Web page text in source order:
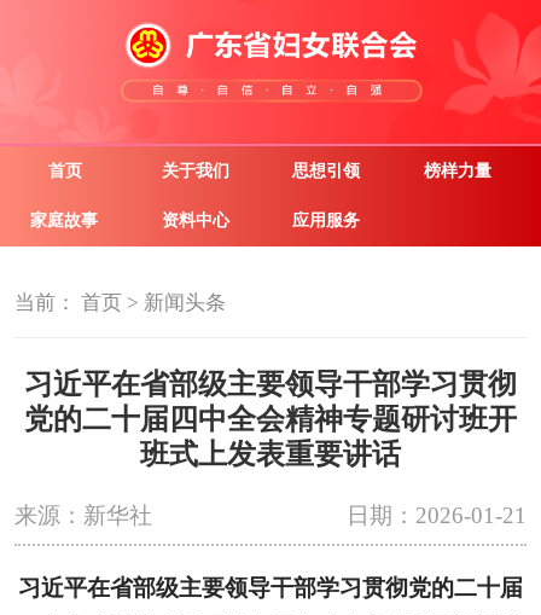
首页 关于我们 思想引领 榜样力量
家庭故事 资料中心 应用服务
当前： 首页> 新闻头条
习近平在省部级主要领导干部学习贯彻
党的二十届四中全会精神专题研讨班开
班式上发表重要讲话
日期：2026-01-21
来源：新华社
习近平在省部级主要领导干部学习贯彻党的二十届